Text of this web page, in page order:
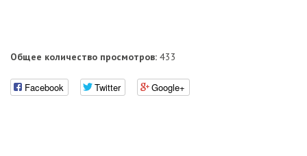
Общее количество просмотров: 433
Facebook Twitter Google+